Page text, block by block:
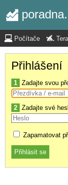
Počítače
Přihlášení
1 Zadajte svou
2 Zadajte své
Zapamatovat